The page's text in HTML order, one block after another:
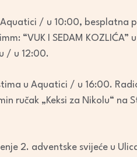
/ u 10:00, besplatna
“VUK I SEDAM KOZLIĆA”
/ u 12:00.
u Aquatici / u 16:00.
ručak „Keksi za Nikolu“ na
2. adventske svijeće u